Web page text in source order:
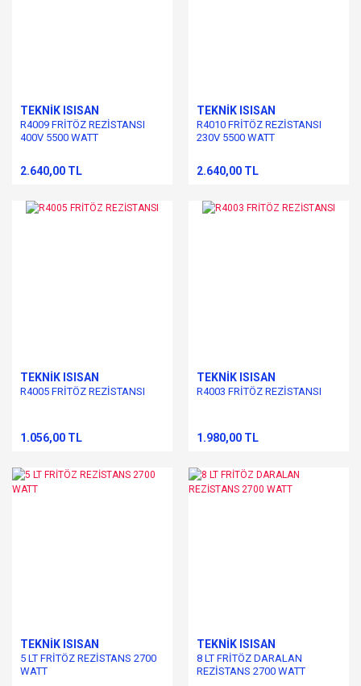
TEKNİK ISISAN
R4009 FRİTÖZ REZİSTANSI
400V 5500 WATT
2.640,00 TL
TEKNİK ISISAN
R4010 FRİTÖZ REZİSTANSI
230V 5500 WATT
2.640,00 TL
TEKNİK ISISAN
R4005 FRİTÖZ REZİSTANSI
1.056,00 TL
TEKNİK ISISAN
R4003 FRİTÖZ REZİSTANSI
1.980,00 TL
TEKNİK ISISAN
5 LT FRİTÖZ REZİSTANS 2700
WATT
TEKNİK ISISAN
8 LT FRİTÖZ DARALAN
REZİSTANS 2700 WATT